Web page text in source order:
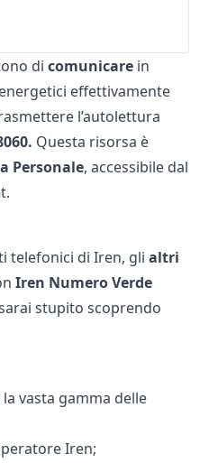
di comunicarein
effettivamente
l’autolettura
Questa risorsa è
Personale, accessibile dal
telefonici di Iren, gli altri
Iren Numero Verde
stupito scoprendo
vasta gamma delle
Iren;